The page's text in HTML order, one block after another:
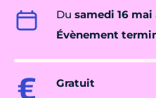
Du samedi 16 mai
Évènement
Gratuit